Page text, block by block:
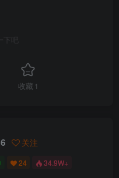
下吧
收藏 1
关注
24 34.9W+